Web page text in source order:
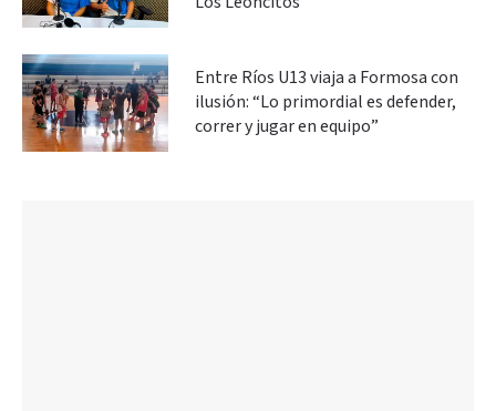
Entre Ríos U13 viaja a Formosa con
ilusión: “Lo primordial es defender,
correr y jugar en equipo”